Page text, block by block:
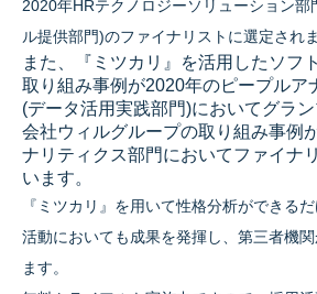
2020年HRテクノロジーソリューション部
ル提供部門)のファイナリストに選定されま
また、『ミツカリ』を活用したソフ
取り組み事例が2020年のピープルア
(データ活用実践部門)においてグラ
会社ウィルグループの取り組み事例
ナリティクス部門においてファイナ
います。
『ミツカリ』を用いて性格分析ができる
活動においても成果を発揮し、第三者機
ます。